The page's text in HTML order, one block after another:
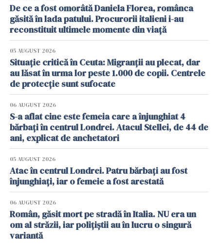
De ce a fost omorâtă Daniela Florea, românca
găsită în lada patului. Procurorii italieni i-au
reconstituit ultimele momente din viață
05 AUGUST 2026
Situație critică în Ceuta: Migranții au plecat, dar
au lăsat în urma lor peste 1.000 de copii. Centrele
de protecție sunt sufocate
06 AUGUST 2026
S-a aflat cine este femeia care a înjunghiat 4
bărbați în centrul Londrei. Atacul Stellei, de 44 de
ani, explicat de anchetatori
05 AUGUST 2026
Atac în centrul Londrei. Patru bărbați au fost
înjunghiați, iar o femeie a fost arestată
06 AUGUST 2026
Român, găsit mort pe stradă în Italia. NU era un
om al străzii, iar polițiștii au în lucru o singură
variantă